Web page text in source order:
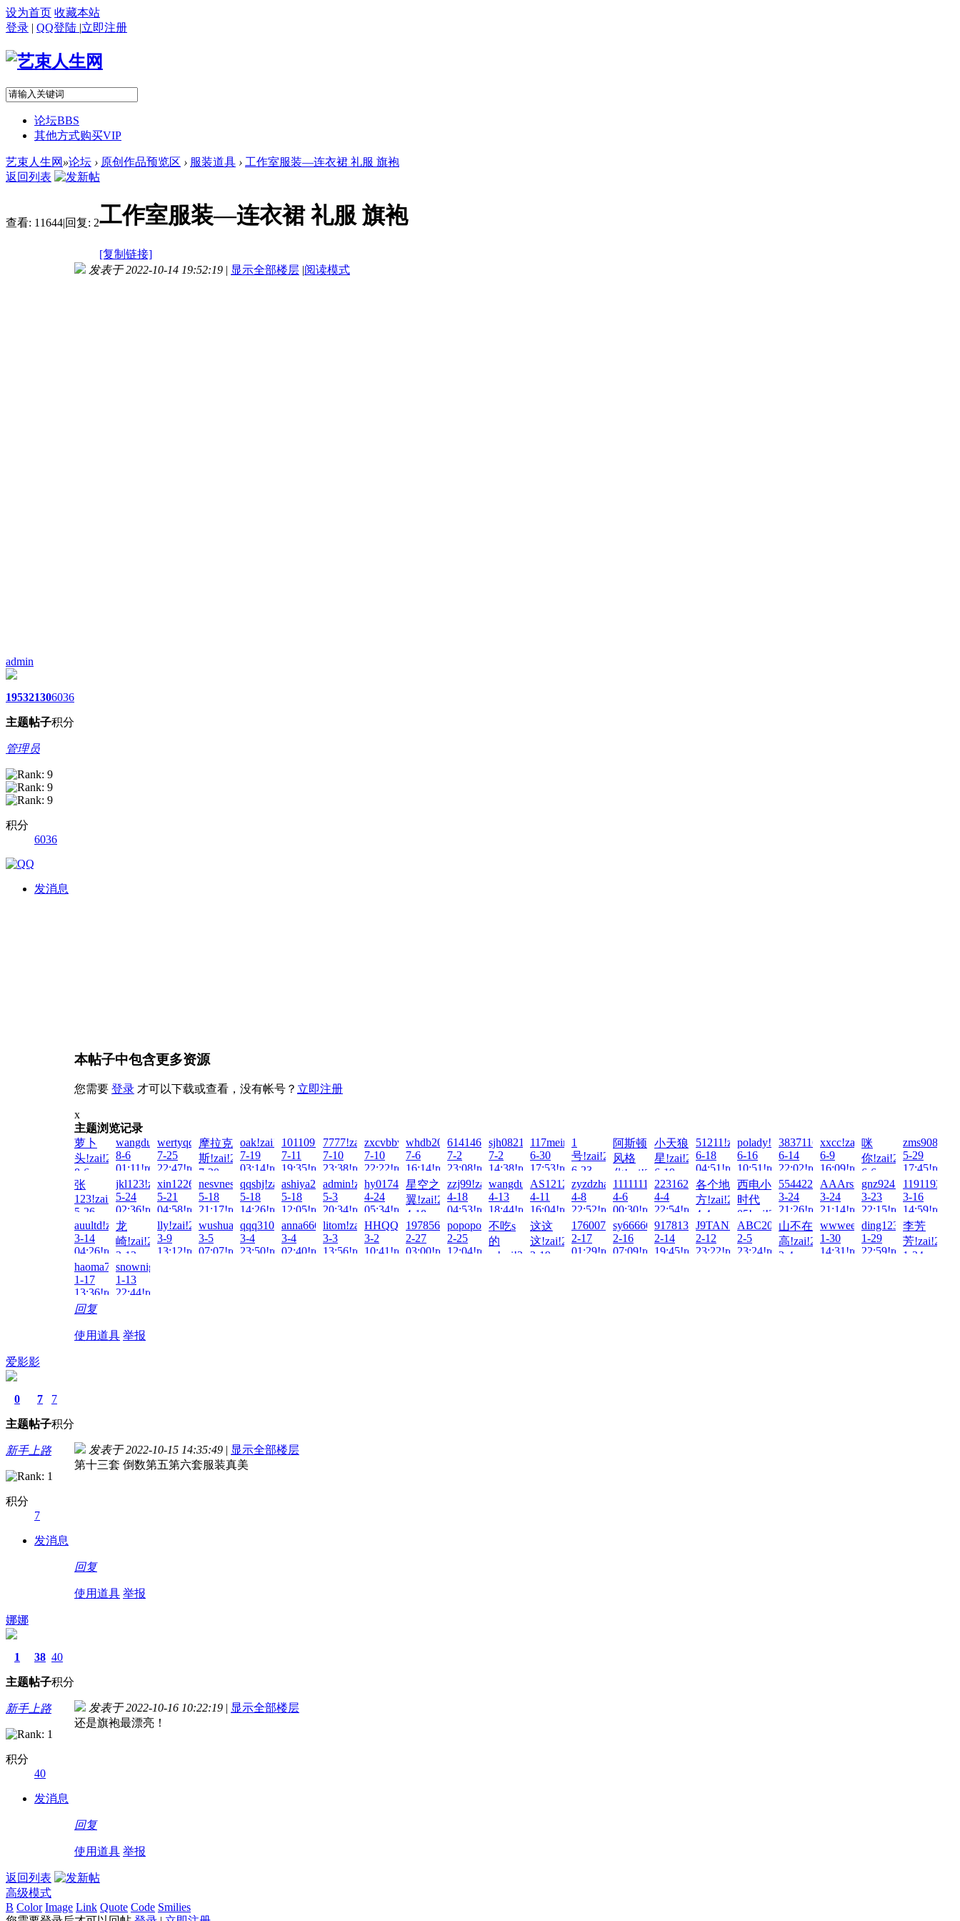
设为首页 收藏本站
登录 | QQ登陆 |立即注册
论坛BBS
其他方式购买VIP
艺束人生网 »论坛 › 原创作品预览区 › 服装道具 › 工作室服装—连衣裙 礼服 旗袍
返回列表
查看: 11644|回复: 2工作室服装—连衣裙 礼服 旗袍
[复制链接]
admin
1953
主题
2130
帖子
6036
积分
管理员
积分
6036
发消息
发表于 2022-10-14 19:52:19 | 显示全部楼层 |阅读模式
本帖子中包含更多资源
您需要 登录 才可以下载或查看，没有帐号？ 立即注册
x
主题浏览记录
萝卜
头!zai!2026-
8-6
14:30!read!
wangdulu12345!zai!2026-
8-6
01:11!read!
wertyqqq111!zai!2026-
7-25
22:47!read!
摩拉克
斯!zai!2026-
7-20
11:47!read!
oak!zai!2026-
7-19
03:14!read!
101109tt!zai!2026-
7-11
19:35!read!
7777!zai!2026-
7-10
23:38!read!
zxcvbbvcxz!zai!2026-
7-10
22:22!read!
whdb2000!zai!2026-
7-6
16:14!read!
614146770!zai!2026-
7-2
23:08!read!
sjh0821!zai!2026-
7-2
14:38!read!
117meimu!zai!2026-
6-30
17:53!read!
1
号!zai!2026-
6-23
21:53!read!
阿斯顿
风格
化!zai!2026-
6-19
14:31!read!
小天狼
星!zai!2026-
6-19
01:45!read!
51211!zai!2026-
6-18
04:51!read!
polady!zai!2026-
6-16
10:51!read!
3837116307!zai!2026-
6-14
22:02!read!
xxcc!zai!2026-
6-9
16:09!read!
咪
你!zai!2026-
6-6
13:23!read!
5-29
17:45!read!
张
123!zai!2026-
5-26
21:55!read!
jkl123!zai!2026-
5-24
02:36!read!
xin122698!zai!2026-
5-21
04:58!read!
nesvnesv!zai!2026-
5-18
21:17!read!
qqshj!zai!2026-
5-18
14:26!read!
ashiya2018!zai!2026-
5-18
12:05!read!
admin!zai!2026-
5-3
20:34!read!
hy0174!zai!2026-
4-24
05:34!read!
星空之
翼!zai!2026-
4-18
15:56!read!
zzj99!zai!2026-
4-18
04:53!read!
wangdulu990!zai!2026-
4-13
18:44!read!
AS1212!zai!2026-
4-11
16:04!read!
zyzdzha!zai!2026-
4-8
22:52!read!
1111111111!zai!2026-
4-6
00:30!read!
2231624305!zai!2026-
4-4
22:54!read!
各个地
方!zai!2026-
4-4
00:51!read!
西电小
时代
05!zai!2026-
4-1
03:10!read!
554422!zai!2026-
3-24
21:26!read!
AAArsmls!zai!2026-
3-24
21:14!read!
gnz924!zai!2026-
3-23
22:15!read!
3-16
14:59!read!
auultd!zai!2026-
3-14
04:26!read!
龙
崎!zai!2026-
3-12
00:55!read!
lly!zai!2026-
3-9
13:12!read!
wushuang!zai!2026-
3-5
07:07!read!
qqq3101562573!zai!2026-
3-4
23:50!read!
anna666888!zai!2026-
3-4
02:40!read!
litom!zai!2026-
3-3
13:56!read!
HHQQL!zai!2026-
3-2
10:41!read!
19785686!zai!2026-
2-27
03:00!read!
popopopopopo!zai!2026-
2-25
12:04!read!
不吃s
的
m!zai!2026-
这这
这!zai!2026-
2-19
17600737829!zai!2026-
2-17
01:29!read!
sy666666!zai!2026-
2-16
07:09!read!
9178133!zai!2026-
2-14
19:45!read!
J9TANK!zai!2026-
2-12
23:22!read!
ABC2023!zai!2026-
2-5
23:24!read!
山不在
高!zai!2026-
2-4
wwweeeiii!zai!2026-
1-30
14:31!read!
1-29
22:59!read!
李芳
芳!zai!2026-
1-24
haoma789!zai!2026-
1-17
13:36!read!
snownight!zai!2026-
1-13
22:44!read!
回复
使用道具 举报
爱影影
0
主题
7
帖子
7
积分
新手上路
积分
7
发消息
发表于 2022-10-15 14:35:49 | 显示全部楼层
第十三套 倒数第五第六套服装真美
回复
使用道具 举报
娜娜
1
主题
38
帖子
40
积分
新手上路
积分
40
发消息
发表于 2022-10-16 10:22:19 | 显示全部楼层
还是旗袍最漂亮！
回复
使用道具 举报
返回列表
高级模式
B Color Image Link Quote Code Smilies